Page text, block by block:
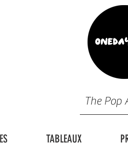
The Pop
TABLEAUX